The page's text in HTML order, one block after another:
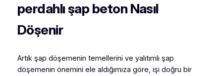
perdahlı şap beton Nasıl
Döşenir
Artık şap döşemenin temellerini ve yalıtımlı şap
döşemenin önemini ele aldığımıza göre, işi doğru bir